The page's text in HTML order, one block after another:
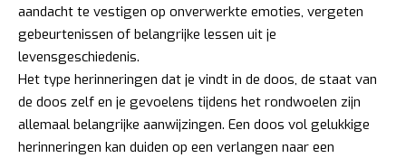
aandacht te vestigen op onverwerkte emoties, vergeten
gebeurtenissen of belangrijke lessen uit je
levensgeschiedenis.
Het type herinneringen dat je vindt in de doos, de staat van
de doos zelf en je gevoelens tijdens het rondwoelen zijn
allemaal belangrijke aanwijzingen. Een doos vol gelukkige
herinneringen kan duiden op een verlangen naar een